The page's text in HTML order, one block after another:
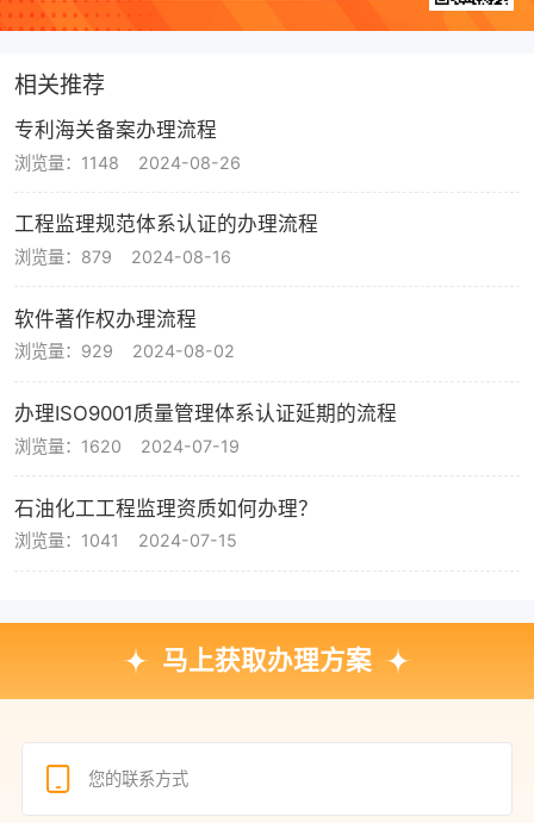
相关推荐
专利海关备案办理流程
浏览量：1148 2024-08-26
工程监理规范体系认证的办理流程
浏览量：879 2024-08-16
软件著作权办理流程
浏览量：929 2024-08-02
办理ISO9001质量管理体系认证延期的流程
浏览量：1620 2024-07-19
石油化工工程监理资质如何办理？
浏览量：1041 2024-07-15
马上获取办理方案